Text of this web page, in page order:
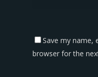
Save my name,
browser for the